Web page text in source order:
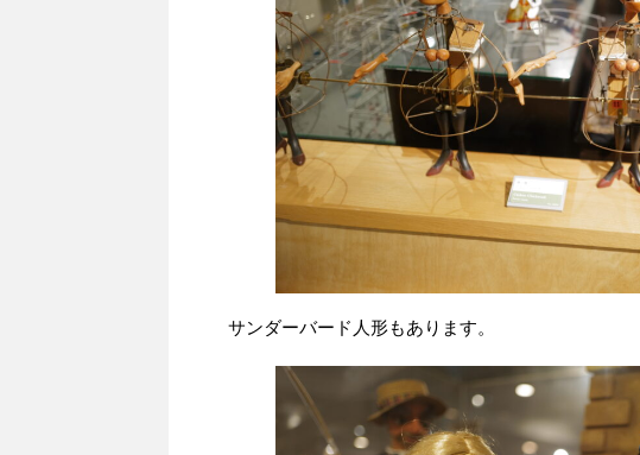
サンダーバード人形もあります。